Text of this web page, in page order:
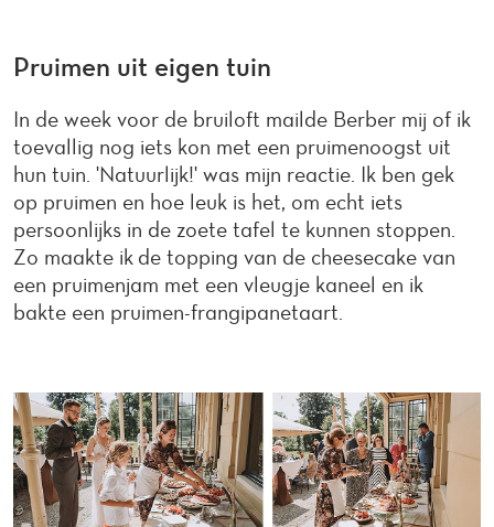
Pruimen uit eigen tuin
In de week voor de bruiloft mailde Berber mij of ik
toevallig nog iets kon met een pruimenoogst uit
hun tuin. 'Natuurlijk!' was mijn reactie. Ik ben gek
op pruimen en hoe leuk is het, om echt iets
persoonlijks in de zoete tafel te kunnen stoppen.
Zo maakte ik de topping van de cheesecake van
een pruimenjam met een vleugje kaneel en ik
bakte een pruimen-frangipanetaart.